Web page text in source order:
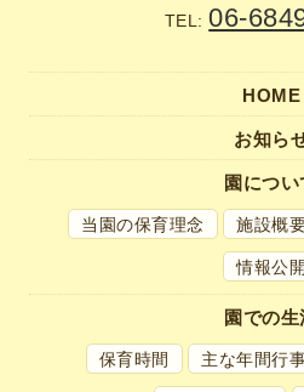
TEL:06-
HOME
お知ら
園につい
当園の保育理念 施設概
情報公開
園での生
保育時間 主な年間行